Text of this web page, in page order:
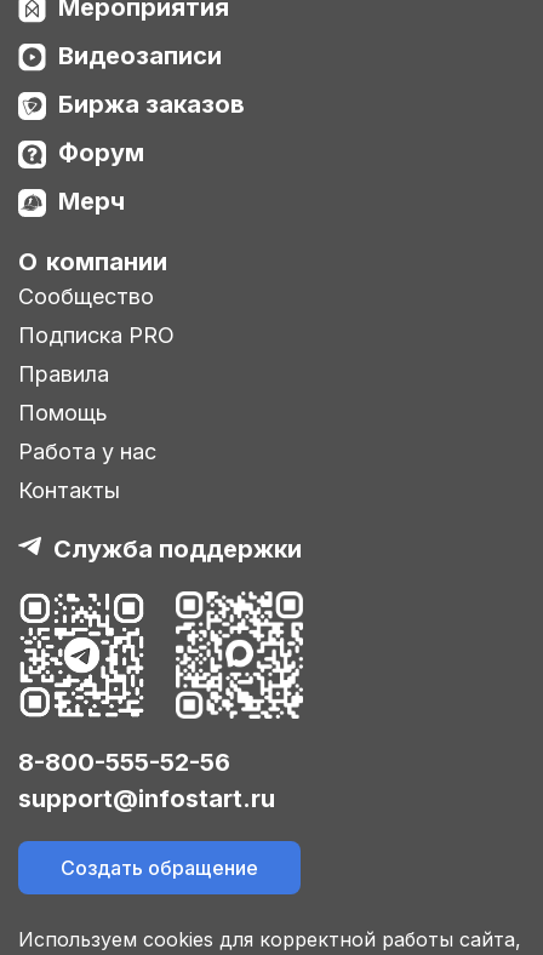
Мероприятия
Видеозаписи
Биржа заказов
Форум
Мерч
О компании
Сообщество
Подписка PRO
Правила
Помощь
Работа у нас
Контакты
Служба поддержки
8-800-555-52-56
support@infostart.ru
Создать обращение
Используем cookies для корректной работы сайта,